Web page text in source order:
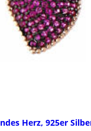
Herz, 925er